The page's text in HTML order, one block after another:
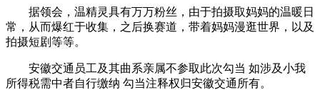
据领会，温精灵具有万万粉丝，由于拍摄取妈妈的温暖日
常，从而爆红于收集，之后换赛道，带着妈妈漫逛世界，以及
拍摄短剧等等。
安徽交通员工及其曲系亲属不参取此次勾当 如涉及小我
所得税需中者自行缴纳 勾当注释权归安徽交通所有。